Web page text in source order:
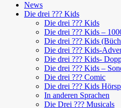
News
Die drei ??? Kids
Die drei ??? Kids
Die drei ??? Kids –
Die drei ??? Kids
Die drei ??? Kids-
Die drei ??? Kids-
Die drei ??? Kids –
Die drei ??? Comic
Die drei ??? Kids
In anderen Sprachen
Die Drei ??? Musicals